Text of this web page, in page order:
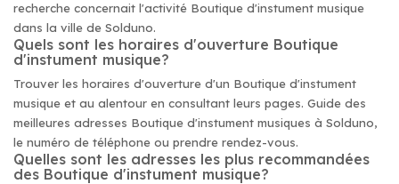
recherche concernait l'activité Boutique d'instument musique
dans la ville de Solduno.
Quels sont les horaires d'ouverture Boutique
d'instument musique?
Trouver les horaires d'ouverture d'un Boutique d'instument
musique et au alentour en consultant leurs pages. Guide des
meilleures adresses Boutique d'instument musiques à Solduno,
le numéro de téléphone ou prendre rendez-vous.
Quelles sont les adresses les plus recommandées
des Boutique d'instument musique?